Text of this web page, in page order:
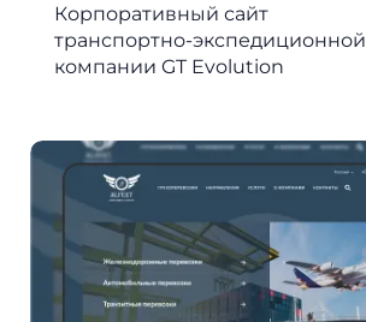
Корпоративный сайт
транспортно-экспедиционной
компании GT Evolution